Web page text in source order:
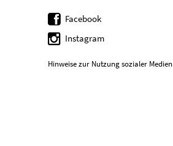
Facebook
Instagram
Hinweise zur Nutzung sozialer Medien